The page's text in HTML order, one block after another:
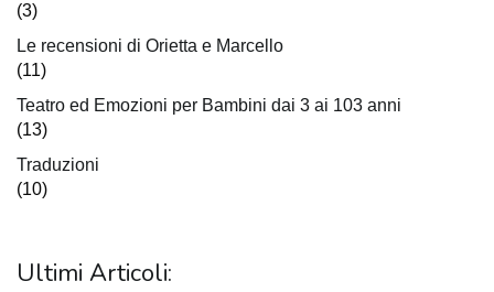
(3)
Le recensioni di Orietta e Marcello
(11)
Teatro ed Emozioni per Bambini dai 3 ai 103 anni
(13)
Traduzioni
(10)
Ultimi Articoli: